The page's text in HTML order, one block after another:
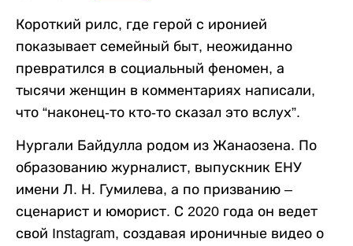
Короткий рилс, где герой с иронией
показывает семейный быт, неожиданно
превратился в социальный феномен, а
тысячи женщин в комментариях написали,
что “наконец-то кто-то сказал это вслух”.
Нургали Байдулла родом из Жанаозена. По
образованию журналист, выпускник ЕНУ
имени Л. Н. Гумилева, а по призванию –
сценарист и юморист. С 2020 года он ведет
свой Instagram, создавая ироничные видео о